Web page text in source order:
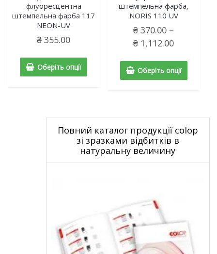
флуоресцентна
штемпельна фарба 117
NEON-UV
₴ 355.00
Оберіть опції
штемпельна фарба,
NORIS 110 UV
₴ 370.00 –
₴ 1,112.00
Оберіть опції
Повний каталог продукції colop
зі зразками відбитків в
натуральну величину